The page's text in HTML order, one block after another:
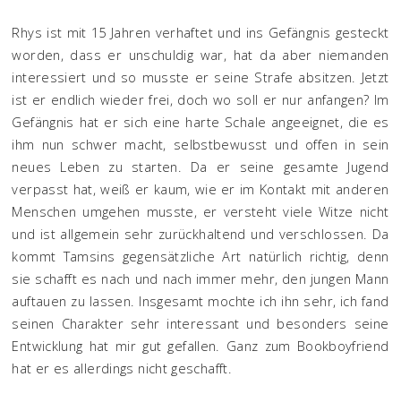
Rhys ist mit 15 Jahren verhaftet und ins Gefängnis gesteckt
worden, dass er unschuldig war, hat da aber niemanden
interessiert und so musste er seine Strafe absitzen. Jetzt
ist er endlich wieder frei, doch wo soll er nur anfangen? Im
Gefängnis hat er sich eine harte Schale angeeignet, die es
ihm nun schwer macht, selbstbewusst und offen in sein
neues Leben zu starten. Da er seine gesamte Jugend
verpasst hat, weiß er kaum, wie er im Kontakt mit anderen
Menschen umgehen musste, er versteht viele Witze nicht
und ist allgemein sehr zurückhaltend und verschlossen. Da
kommt Tamsins gegensätzliche Art natürlich richtig, denn
sie schafft es nach und nach immer mehr, den jungen Mann
auftauen zu lassen. Insgesamt mochte ich ihn sehr, ich fand
seinen Charakter sehr interessant und besonders seine
Entwicklung hat mir gut gefallen. Ganz zum Bookboyfriend
hat er es allerdings nicht geschafft.